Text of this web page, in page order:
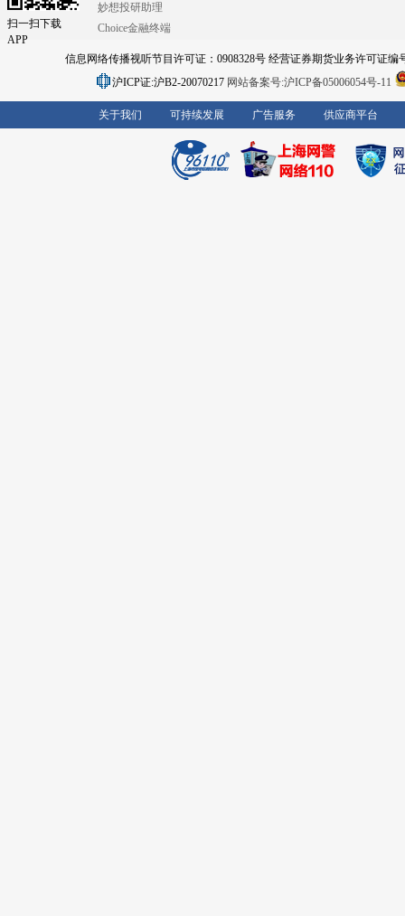
扫一扫下载
APP
妙想投研助理
Choice金融终端
信息网络传播视听节目许可证：0908328号 经营证券期货业务许可证编
沪ICP证:沪B2-20070217 网站备案号:沪ICP备05006054号-11
关于我们 可持续发展 广告服务 供应商平台